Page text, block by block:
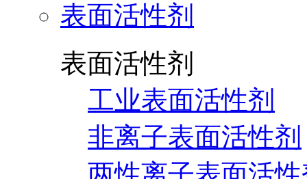
表面活性剂
表面活性剂
工业表面活性剂
非离子表面活性剂